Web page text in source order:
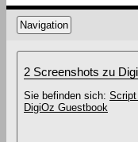
Navigation
2 Screenshots zu
Sie befinden sich:
DigiOz Guestbook